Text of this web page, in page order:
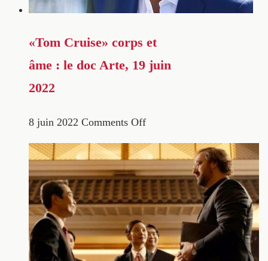
«Tom Cruise» corps et
âme : le doc Arte, 19 juin
2022
8 juin 2022 Comments Off